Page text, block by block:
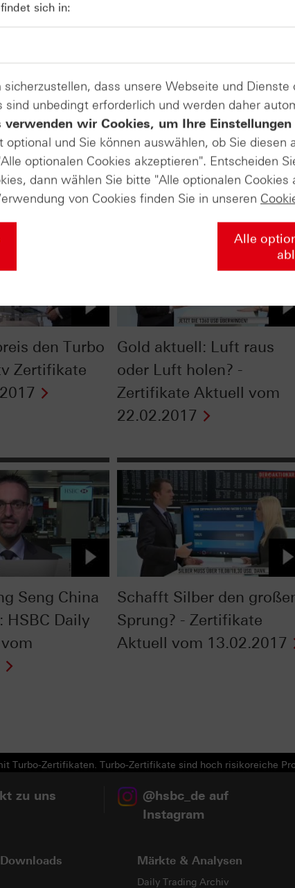
den Turbo
Zertifikate
Gold aktuell: Luft raus
oder Luft holen? -
Zertifikate Aktuell vom
22.02.2017
Seng China
HSBC Daily
Schafft Silber den
Sprung? - Zertifikate
Aktuell vom 13.02.2017
Turbo-Zertifikaten. Turbo-Zertifikate sind hoch risikoreiche
zu uns
@hsbc_de auf
Instagram
Märkte & Analysen
Daily Trading Archiv
sich in:
dass unsere Webseite und
sind unbedingt erforderlich und werden daher
verwenden wir Cookies, um Ihre
optional und Sie können auswählen, ob Sie diesen
optionalen Cookies akzeptieren". Entscheiden
dann wählen Sie bitte "Alle optionalen Cookies
von Cookies finden Sie in unseren
Alle